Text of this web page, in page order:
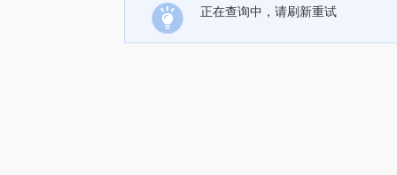
正在查询中，请刷新重试